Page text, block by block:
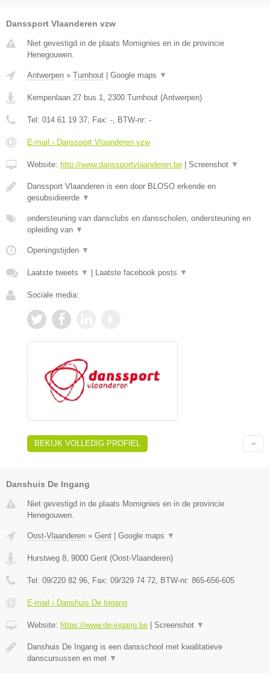
Danssport Vlaanderen vzw
Niet gevestigd in de plaats Momignies en in de provincie
Henegouwen.
Antwerpen » Turnhout Google maps ▼
Kempenlaan 27 bus 1 2300 Turnhout (Antwerpen)
Tel: 014 61 19 37 , Fax: - , BTW-nr: -
E-mail › Danssport Vlaanderen vzw
Website: http://www.danssportvlaanderen.be Screenshot ▼
Danssport Vlaanderen is een door BLOSO erkende en
gesubsidieerde ▼
ondersteuning van dansclubs en dansscholen, ondersteuning en
opleiding van ▼
Openingstijden ▼
Laatste tweets ▼ Laatste facebook posts ▼
Sociale media:
BEKIJK VOLLEDIG PROFIEL
Danshuis De Ingang
Niet gevestigd in de plaats Momignies en in de provincie
Henegouwen.
Oost-Vlaanderen » Gent Google maps ▼
Hurstweg 8 9000 Gent (Oost-Vlaanderen)
Tel: 09/220 82 96 , Fax: 09/329 74 72 , BTW-nr: 865-656-605
E-mail › Danshuis De Ingang
Website: https://www.de-ingang.be Screenshot ▼
Danshuis De Ingang is een dansschool met kwalitatieve
danscursussen en met ▼